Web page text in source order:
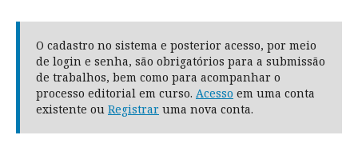
O cadastro no sistema e posterior acesso, por meio
de login e senha, são obrigatórios para a submissão
de trabalhos, bem como para acompanhar o
processo editorial em curso. Acesso em uma conta
existente ou Registrar uma nova conta.